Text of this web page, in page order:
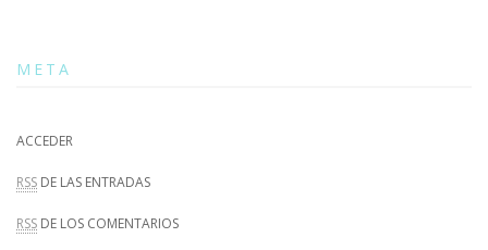
META
ACCEDER
RSS DE LAS ENTRADAS
RSS DE LOS COMENTARIOS